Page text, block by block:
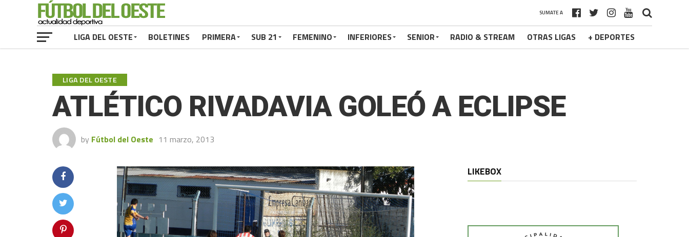
SUMATE A
LIGA DEL OESTE BOLETINES PRIMERA SUB 21 FEMENINO INFERIORES SENIOR RADIO & STREAM OTRAS LIGAS + DEPORTES
LIGA DEL OESTE
ATLÉTICO RIVADAVIA GOLEÓ A ECLIPSE
by Fútbol del Oeste 11 marzo, 2013
LIKEBOX